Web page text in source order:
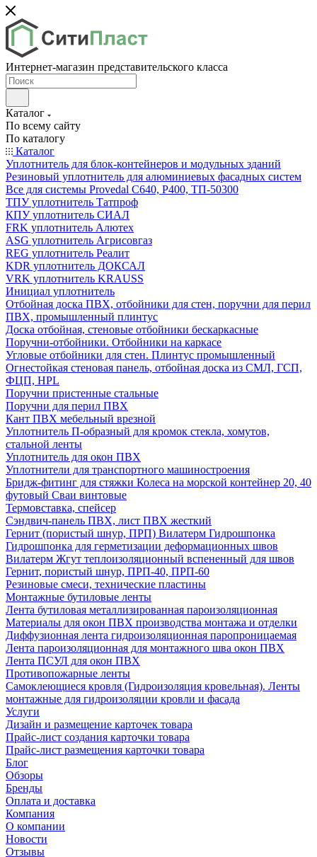
Интернет-магазин представительского класса
Каталог
По всему сайту
По каталогу
Каталог
Уплотнитель для блок-контейнеров и модульных зданий
Резиновый уплотнитель для алюминиевых фасадных систем
Все для системы Provedal С640, Р400, ТП-50300
ТПУ уплотнитель Татпроф
КПУ уплотнитель СИАЛ
FRK уплотнитель Алютех
ASG уплотнитель Агрисовгаз
REG уплотнитель Реалит
KDR уплотнитель ДОКСАЛ
VRK уплотнитель KRAUSS
Инициал уплотнитель
Отбойная доска ПВХ, отбойники для стен, поручни для перил
ПВХ, промышленный плинтус
Доска отбойная, стеновые отбойники бескаркасные
Поручни-отбойники. Отбойники на каркасе
Угловые отбойники для стен. Плинтус промышленный
Огнестойкая стеновая панель, отбойная доска из СМЛ, ГСП,
ФЦП, HPL
Поручни пристенные стальные
Поручни для перил ПВХ
Кант ПВХ мебельный врезной
Уплотнитель П-образный для кромок стекла, хомутов,
стальной ленты
Уплотнитель для окон ПВХ
Уплотнители для транспортного машиностроения
Бридж-фитинг для стяжки Колеса на морской контейнер 20, 40
футовый Сваи винтовые
Термовставка, спейсер
Сэндвич-панель ПВХ, лист ПВХ жесткий
Гернит (пористый шнур, ПРП) Вилатерм Гидрошпонка
Гидрошпонка для герметизации деформационных швов
Вилатерм Жгут теплоизоляционный вспененный для швов
Гернит, пористый шнур, ПРП-40, ПРП-60
Резиновые смеси, технические пластины
Монтажные бутиловые ленты
Лента бутиловая металлизированная пароизоляционная
Материалы для окон ПВХ производства монтажа и отделки
Диффузионная лента гидроизоляционная паропроницаемая
Лента пароизоляционная для монтажного шва окон ПВХ
Лента ПСУЛ для окон ПВХ
Противопожарные ленты
Самоклеющиеся кровля (Гидроизоляция кровельная). Ленты
монтажные для гидроизоляции кровли и фасада
Услуги
Дизайн и размещение карточек товара
Прайс-лист создания карточки товара
Прайс-лист размещения карточки товара
Блог
Обзоры
Бренды
Оплата и доставка
Компания
О компании
Новости
Отзывы